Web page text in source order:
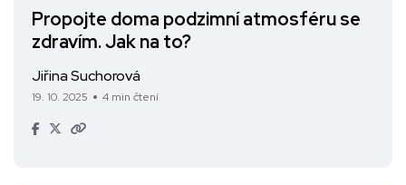
Propojte doma podzimní atmosféru se
zdravím. Jak na to?
Jiřina Suchorová
19. 10. 2025 4 min čtení